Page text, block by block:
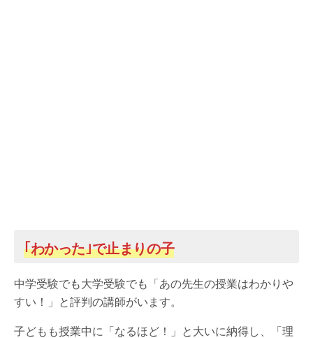
｢わかった｣で止まりの子
中学受験でも大学受験でも「あの先生の授業はわかりや
すい！」と評判の講師がいます。
子どもも授業中に「なるほど！」と大いに納得し、「理